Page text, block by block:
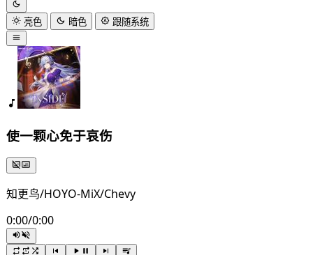
亮色 暗色 跟随系统
使一颗心免于哀伤
知更鸟/HOYO-MiX/Chevy
0:00/0:00